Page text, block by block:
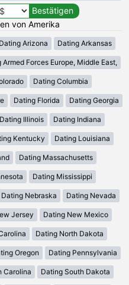
von Amerika
Dating Arizona Dating Arkansas
Armed Forces Europe, Middle East,
Dating Columbia
Dating Florida Dating Georgia
Dating Illinois Dating Indiana
Kentucky Dating Louisiana
Dating Massachusetts
Dating Mississippi
Dating Nebraska Dating Nevada
Jersey Dating New Mexico
Dating North Dakota
Oregon Dating Pennsylvania
Carolina Dating South Dakota